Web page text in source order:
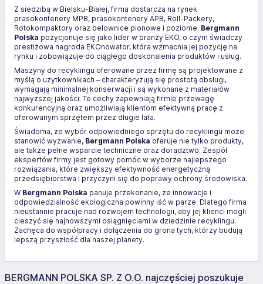
Z siedzibą w Bielsku-Białej, firma dostarcza na rynek
prasokontenery MPB, prasokontenery APB, Roll-Packery,
Rotokompaktory oraz belownice pionowe i poziome. Bergmann
Polska pozycjonuje się jako lider w branży EKO, o czym świadczy
prestiżowa nagroda EKOnowator, która wzmacnia jej pozycję na
rynku i zobowiązuje do ciągłego doskonalenia produktów i usług.
Maszyny do recyklingu oferowane przez firmę są projektowane z
myślą o użytkownikach – charakteryzują się prostotą obsługi,
wymagają minimalnej konserwacji i są wykonane z materiałów
najwyższej jakości. Te cechy zapewniają firmie przewagę
konkurencyjną oraz umożliwiają klientom efektywną pracę z
oferowanym sprzętem przez długie lata.
Świadoma, że wybór odpowiedniego sprzętu do recyklingu może
stanowić wyzwanie, Bergmann Polska oferuje nie tylko produkty,
ale także pełne wsparcie techniczne oraz doradztwo. Zespół
ekspertów firmy jest gotowy pomóc w wyborze najlepszego
rozwiązania, które zwiększy efektywność energetyczną
przedsiębiorstwa i przyczyni się do poprawy ochrony środowiska.
W Bergmann Polska panuje przekonanie, że innowacje i
odpowiedzialność ekologiczna powinny iść w parze. Dlatego firma
nieustannie pracuje nad rozwojem technologii, aby jej klienci mogli
cieszyć się najnowszymi osiągnięciami w dziedzinie recyklingu.
Zachęca do współpracy i dołączenia do grona tych, którzy budują
lepszą przyszłość dla naszej planety.
BERGMANN POLSKA SP. Z O.O. najczęściej poszukuje